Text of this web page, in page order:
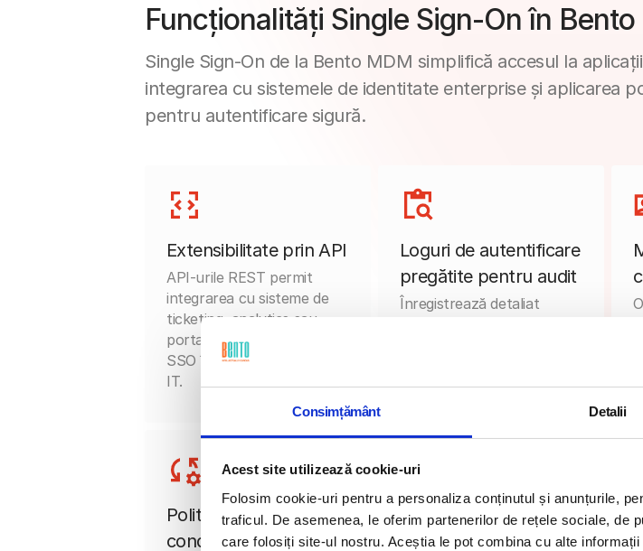
Consimțământ Detalii
Acest site utilizează cookie-uri
Folosim cookie-uri pentru a personaliza conținutul și anunțurile,
traficul. De asemenea, le oferim partenerilor de rețele sociale, de
care folosiți site-ul nostru. Aceștia le pot combina cu alte
Funcționalități Single Sign-On în
Single Sign-On de la Bento MDM simplifică accesul la
integrarea cu sistemele de identitate enterprise și aplicarea
pentru autentificare sigură.
Extensibilitate prin API
API-urile REST permit
integrarea cu sisteme de
ticketing, analytics sau
portaluri interne, extinzând
SSO în întreg ecosistemul
IT.
Loguri de autentificare
pregătite pentru audit
Înregistrează detaliat
investigații de securitate.
Politici de acces
condiționat
Suport pentru mobil și
dispozitive partajate